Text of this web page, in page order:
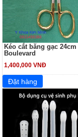
Kéo cắt băng gạc 24cm
Boulevard
1,400,000 VNĐ